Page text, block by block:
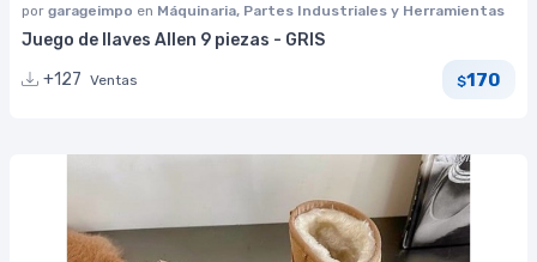
por garageimpo en Máquinaria, Partes Industriales y Herramientas
Juego de llaves Allen 9 piezas - GRIS
+127 Ventas $170